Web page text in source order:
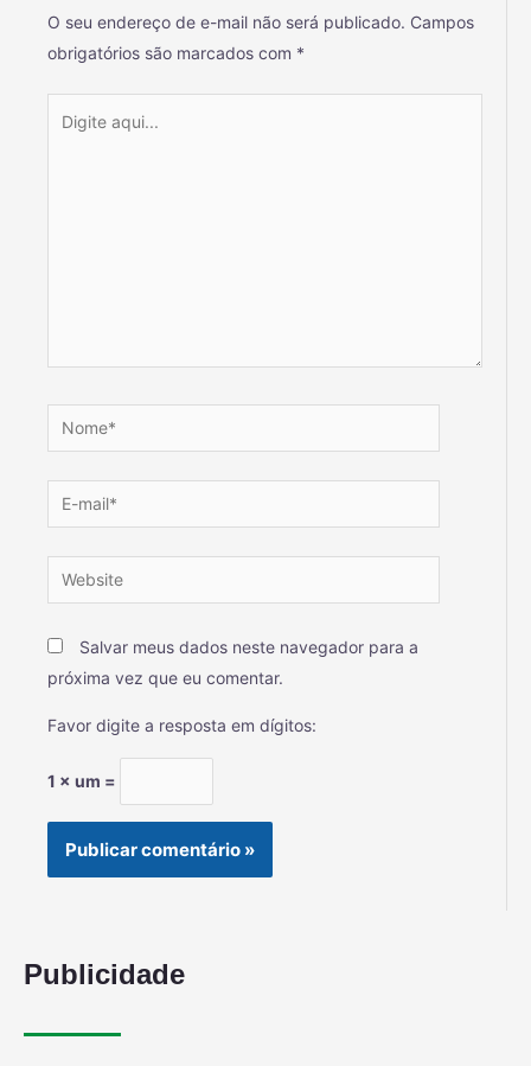
O seu endereço de e-mail não será publicado. Campos
obrigatórios são marcados com *
Salvar meus dados neste navegador para a
próxima vez que eu comentar.
Favor digite a resposta em dígitos:
1 × um =
Publicidade